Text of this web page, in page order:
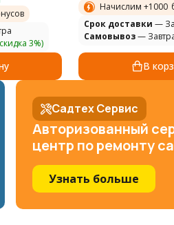
3%)
Начислим +1000
Cрок доставки —
Самовывоз—
В
Садтех Сервис
Авторизованный
центр по ремонту
Узнать больше